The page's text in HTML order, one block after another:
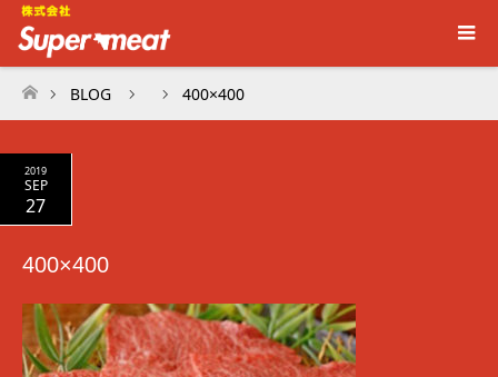
ホーム
BLOG 400×400
2019
SEP
27
400×400